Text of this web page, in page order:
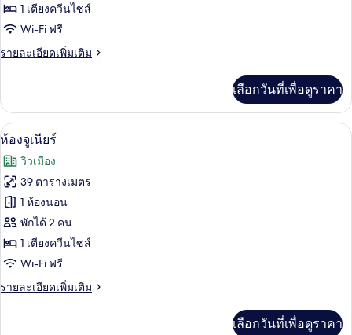
ดี
ลัก
ซ์
1 เตียงควีนไซส์
Wi-Fi ฟรี
รายละเอียดเพิ่มเติม
ราย
เกี่ยว
กับ
ห้อง
ลัก
ซ์
เลือกวันที่เพื่อดูราคา
เปิด
ภาพถ่าย
ทั้งหมด
ของ
ห้อง
จู
เนียร์
ห้องจูเนียร์ | เครื่องนอนป้องกันสารก่
4
ห้องจูเนียร์
วิวเมือง
39 ตารางเมตร
1 ห้องนอน
พักได้ 2 คน
1 เตียงควีนไซส์
Wi-Fi ฟรี
รายละเอียดเพิ่มเติม
ราย
เลือกวันที่เพื่อดูราคา